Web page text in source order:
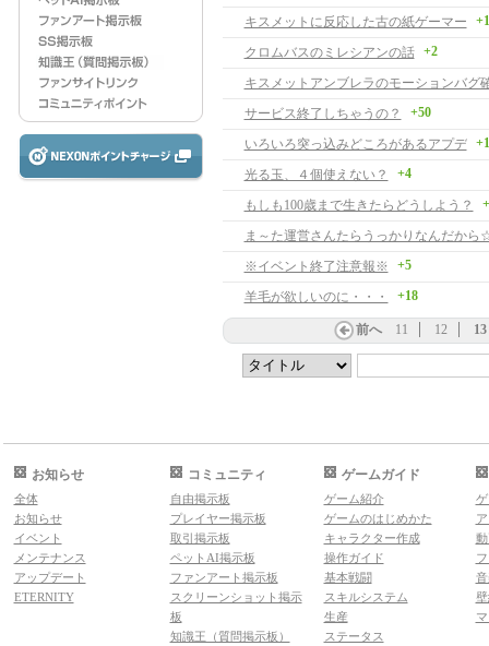
キスメットに反応した古の紙ゲーマー +1
クロムバスのミレシアンの話 +2
キスメットアンブレラのモーションバグ
サービス終了しちゃうの？
+50
いろいろ突っ込みどころがあるアプデ
光る玉、４個使えない？ +4
もしも100歳まで生きたらどうしよう？
ま～た運営さんたらうっかりなんだから
※イベント終了注意報※
+5
羊毛が欲しいのに・・・ +18
前へ 11 12 13
お知らせ
全体
お知らせ
イベント
メンテナンス
アップデート
ETERNITY
コミュニティ
自由掲示板
プレイヤー掲示板
取引掲示板
ペットAI掲示板
ファンアート掲示板
スクリーンショット掲示
板
知識王（質問掲示板）
ゲームガイド
ゲーム紹介
ゲームのはじめかた
キャラクター作成
操作ガイド
基本戦闘
スキルシステム
生産
ステータス